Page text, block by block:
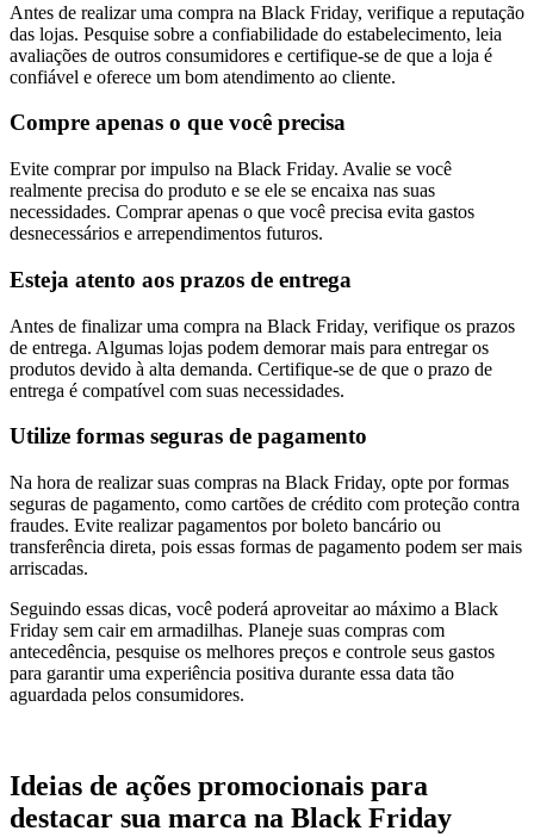
Antes de realizar uma compra na Black Friday, verifique a reputação
das lojas. Pesquise sobre a confiabilidade do estabelecimento, leia
avaliações de outros consumidores e certifique-se de que a loja é
confiável e oferece um bom atendimento ao cliente.
Compre apenas o que você precisa
Evite comprar por impulso na Black Friday. Avalie se você
realmente precisa do produto e se ele se encaixa nas suas
necessidades. Comprar apenas o que você precisa evita gastos
desnecessários e arrependimentos futuros.
Esteja atento aos prazos de entrega
Antes de finalizar uma compra na Black Friday, verifique os prazos
de entrega. Algumas lojas podem demorar mais para entregar os
produtos devido à alta demanda. Certifique-se de que o prazo de
entrega é compatível com suas necessidades.
Utilize formas seguras de pagamento
Na hora de realizar suas compras na Black Friday, opte por formas
seguras de pagamento, como cartões de crédito com proteção contra
fraudes. Evite realizar pagamentos por boleto bancário ou
transferência direta, pois essas formas de pagamento podem ser mais
arriscadas.
Seguindo essas dicas, você poderá aproveitar ao máximo a Black
Friday sem cair em armadilhas. Planeje suas compras com
antecedência, pesquise os melhores preços e controle seus gastos
para garantir uma experiência positiva durante essa data tão
aguardada pelos consumidores.
Ideias de ações promocionais para
destacar sua marca na Black Friday